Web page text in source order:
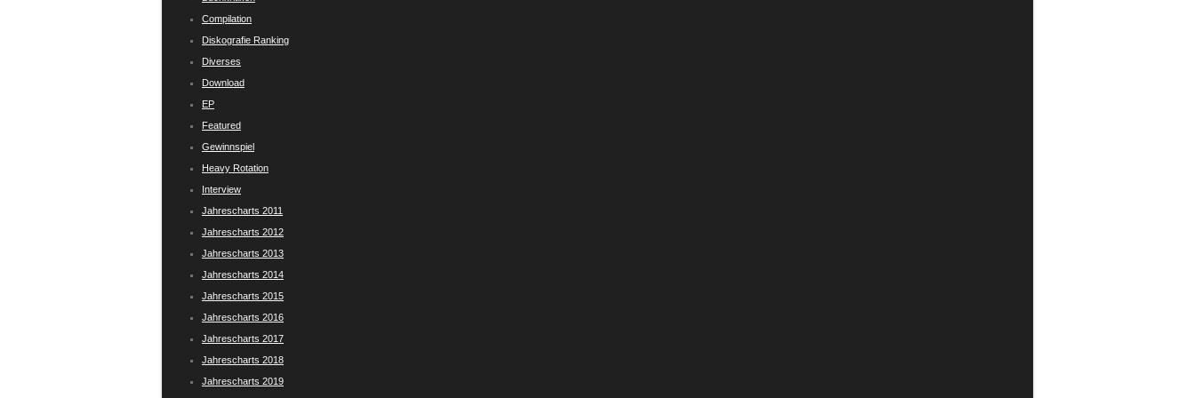
Compilation
Diskografie Ranking
Diverses
Download
EP
Featured
Gewinnspiel
Heavy Rotation
Interview
Jahrescharts 2011
Jahrescharts 2012
Jahrescharts 2013
Jahrescharts 2014
Jahrescharts 2015
Jahrescharts 2016
Jahrescharts 2017
Jahrescharts 2018
Jahrescharts 2019